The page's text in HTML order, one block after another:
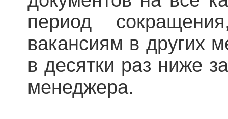
период
вакансиям в других
в десятки раз ниже
менеджера.